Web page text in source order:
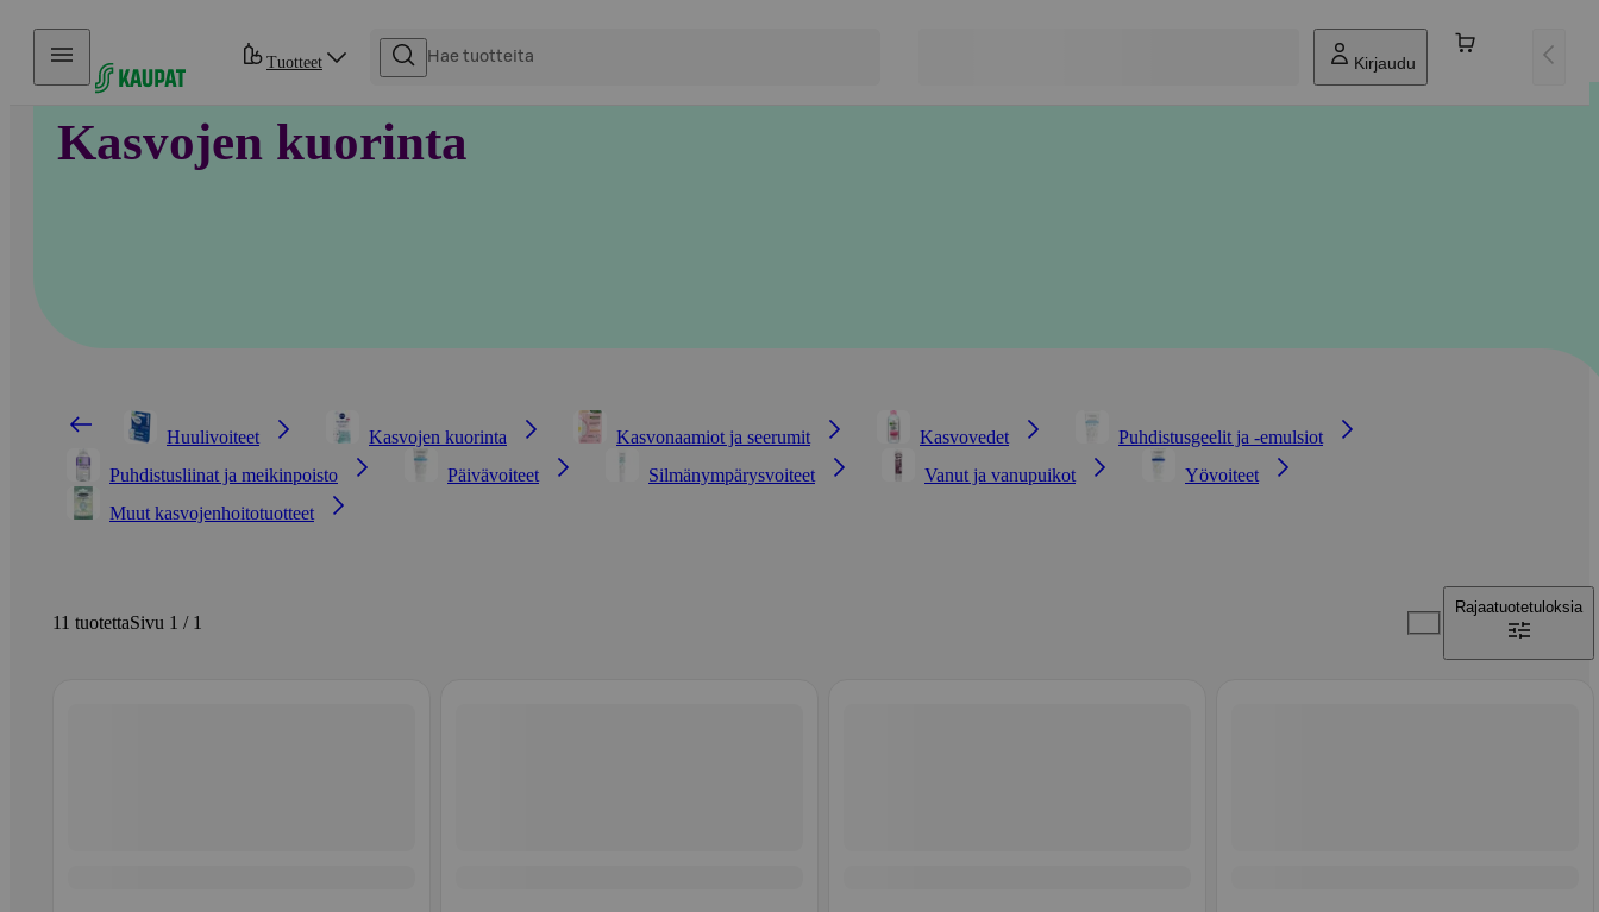
Hyppää sisältöön
Tuotteet Kirjaudu
Kasvojen kuorinta
Huulivoiteet Kasvojen kuorinta Kasvonaamiot ja seerumit Kasvovedet
Puhdistusgeelit ja -emulsiot
Puhdistusliinat ja meikinpoisto
Päivävoiteet Silmänympärysvoiteet Vanut ja vanupuikot
Yövoiteet
Muut kasvojenhoitotuotteet
11 tuotettaSivu 1 / 1
Rajaatuotetuloksia